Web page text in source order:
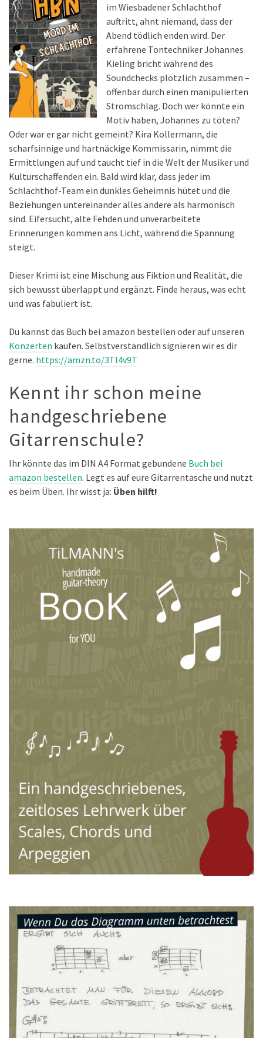
im Wiesbadener Schlachthof
auftritt, ahnt niemand, dass der
Abend tödlich enden wird. Der
erfahrene Tontechniker Johannes
Kieling bricht während des
Soundchecks plötzlich zusammen –
offenbar durch einen manipulierten
Stromschlag. Doch wer könnte ein
Motiv haben, Johannes zu töten?
Oder war er gar nicht gemeint? Kira Kollermann, die
scharfsinnige und hartnäckige Kommissarin, nimmt die
Ermittlungen auf und taucht tief in die Welt der Musiker und
Kulturschaffenden ein. Bald wird klar, dass jeder im
Schlachthof-Team ein dunkles Geheimnis hütet und die
Beziehungen untereinander alles andere als harmonisch
sind. Eifersucht, alte Fehden und unverarbeitete
Erinnerungen kommen ans Licht, während die Spannung
steigt.
Dieser Krimi ist eine Mischung aus Fiktion und Realität, die
sich bewusst überlappt und ergänzt. Finde heraus, was echt
und was fabuliert ist.
Du kannst das Buch bei amazon bestellen oder auf unseren
Konzerten kaufen. Selbstverständlich signieren wir es dir
gerne. https://amzn.to/3Tl4v9T
Kennt ihr schon meine
handgeschriebene
Gitarrenschule?
Ihr könnte das im DIN A4 Format gebundene Buch bei
amazon bestellen. Legt es auf eure Gitarrentasche und nutzt
es beim Üben. Ihr wisst ja: Üben hilft!